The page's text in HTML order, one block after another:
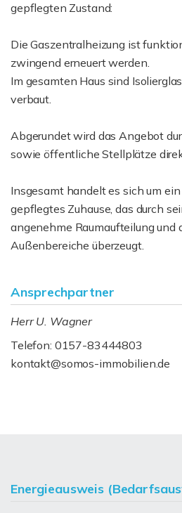
gepflegten Zustand:
Die Gaszentralheizung ist
zwingend erneuert werden.
Im gesamten Haus sind
verbaut.
Abgerundet wird das Angebot
sowie öffentliche Stellplätze
Insgesamt handelt es sich um
gepflegtes Zuhause, das durch
angenehme Raumaufteilung und
Außenbereiche überzeugt.
Ansprechpartner
Herr U. Wagner
Telefon: 0157-83444803
kontakt@somos-immobilien.de
Energieausweis